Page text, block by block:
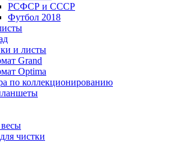
РСФСР и СССР
Футбол 2018
и листы
Grand
Optima
по коллекционированию
чистки